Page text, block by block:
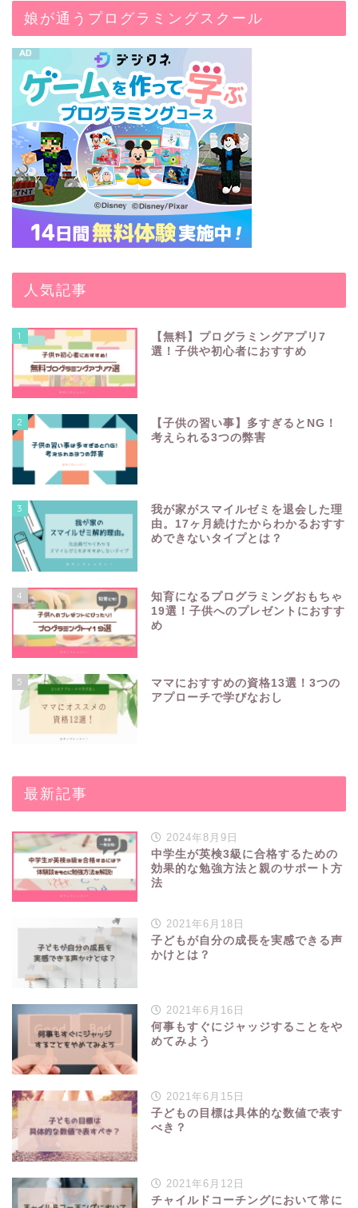
娘が通うプログラミングスクール
人気記事
1
【無料】プログラミングアプリ7
選！子供や初心者におすすめ
2
【子供の習い事】多すぎるとNG！
考えられる3つの弊害
3
我が家がスマイルゼミを退会した理
由。17ヶ月続けたからわかるおすす
めできないタイプとは？
4
知育になるプログラミングおもちゃ
19選！子供へのプレゼントにおすす
め
5
ママにおすすめの資格13選！3つの
アプローチで学びなおし
最新記事
2024年8月9日
中学生が英検3級に合格するための
効果的な勉強方法と親のサポート方
法
2021年6月18日
子どもが自分の成長を実感できる声
かけとは？
2021年6月16日
何事もすぐにジャッジすることをや
めてみよう
2021年6月15日
子どもの目標は具体的な数値で表す
べき？
2021年6月12日
チャイルドコーチングにおいて常に